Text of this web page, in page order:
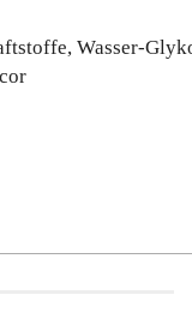
Wasser-